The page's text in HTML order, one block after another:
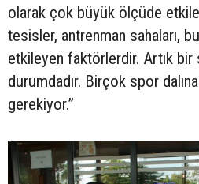
olarak çok büyük ölçüde
tesisler, antrenman sahaları,
etkileyen faktörlerdir. Artık bir
durumdadır. Birçok spor dalına
gerekiyor.”